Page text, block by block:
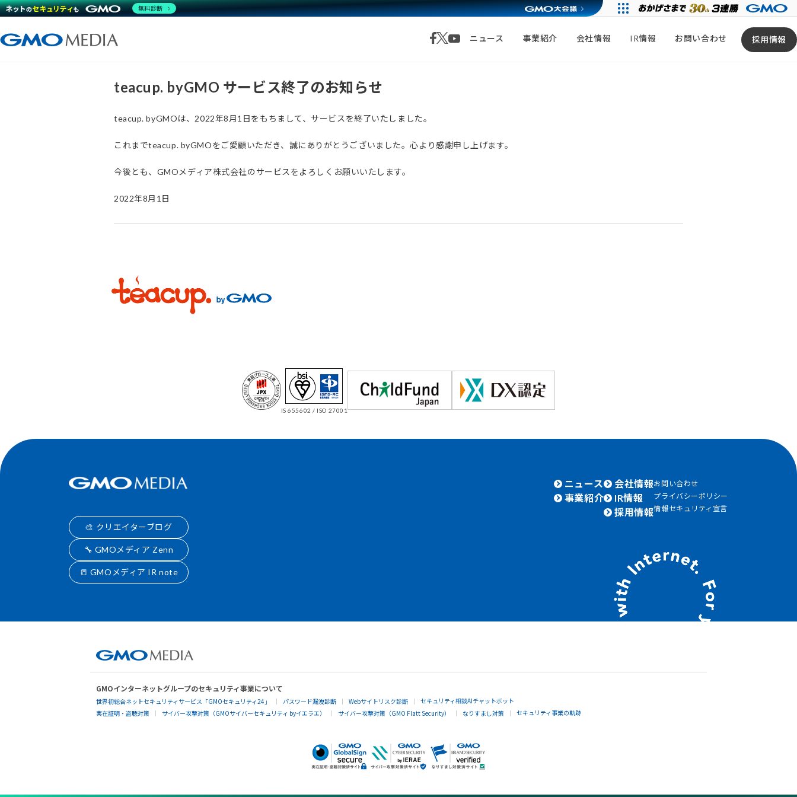
ニュース 事業紹介 会社情報 IR情報 お問い合わせ 採用情報
teacup. byGMO サービス終了のお知らせ
teacup. byGMOは、2022年8月1日をもちまして、サービスを終了いたしました。
これまでteacup. byGMOをご愛顧いただき、誠にありがとうございました。心より感謝申し上げます。
今後とも、GMOメディア株式会社のサービスをよろしくお願いいたします。
2022年8月1日
IS 655602 / ISO 27001
🎨 クリエイターブログ
🔧 GMOメディア Zenn
📒 GMOメディア IR note
ニュース
事業紹介
会社情報
IR情報
採用情報
お問い合わせ
プライバシーポリシー
情報セキュリティ宣言
GMOインターネットグループのセキュリティ事業について
世界初総合ネットセキュリティサービス「GMOセキュリティ24」 パスワード漏洩診断 Webサイトリスク診断
セキュリティ相談AIチャットボット
実在証明・盗聴対策
サイバー攻撃対策（GMOサイバーセキュリティ byイエラエ） サイバー攻撃対策（GMO Flatt Security） なりすまし対策 セキュリティ事業の軌跡
無料診断